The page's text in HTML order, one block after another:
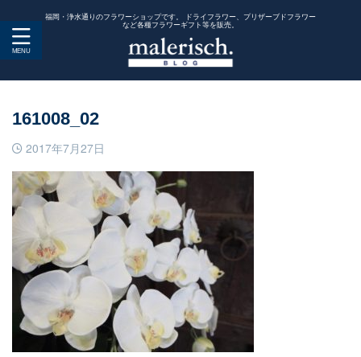
福岡・浄水通りのフラワーショップです。 ドライフラワー、プリザーブドフラワー
など各種フラワーギフト等を販売。
161008_02
2017年7月27日